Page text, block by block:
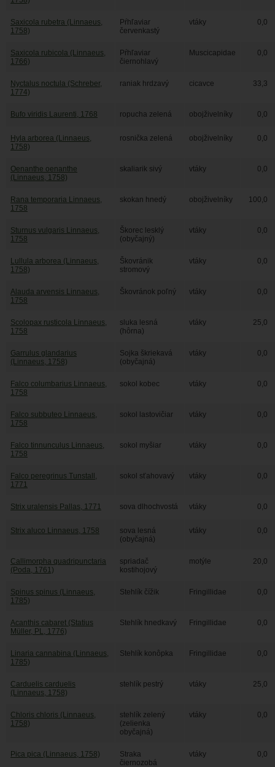
Saxicola rubetra (Linnaeus,
1758)
Pŕhľaviar
červenkastý
vtáky 0,0
Saxicola rubicola (Linnaeus,
1766)
Pŕhľaviar
čiernohlavý
Muscicapidae 0,0
Nyctalus noctula (Schreber,
1774)
raniak hrdzavý cicavce 33,3
Bufo viridis Laurenti, 1768 ropucha zelená obojživelníky 0,0
Hyla arborea (Linnaeus,
1758)
rosnička zelená obojživelníky 0,0
Oenanthe oenanthe
(Linnaeus, 1758)
skaliarik sivý vtáky 0,0
Rana temporaria Linnaeus,
1758
skokan hnedý obojživelníky 100,0
Sturnus vulgaris Linnaeus,
1758
Škorec lesklý
(obyčajný)
vtáky 0,0
Lullula arborea (Linnaeus,
1758)
Škovránik
stromový
vtáky 0,0
Alauda arvensis Linnaeus,
1758
Škovránok poľný vtáky 0,0
Scolopax rusticola Linnaeus,
1758
sluka lesná
(hôrna)
vtáky 25,0
Garrulus glandarius
(Linnaeus, 1758)
Sojka škriekavá
(obyčajná)
vtáky 0,0
Falco columbarius Linnaeus,
1758
sokol kobec vtáky 0,0
Falco subbuteo Linnaeus,
1758
sokol lastovičiar vtáky 0,0
Falco tinnunculus Linnaeus,
1758
sokol myšiar vtáky 0,0
Falco peregrinus Tunstall,
1771
sokol sťahovavý vtáky 0,0
Strix uralensis Pallas, 1771 sova dlhochvostá vtáky 0,0
Strix aluco Linnaeus, 1758
sova lesná
(obyčajná)
vtáky 0,0
Callimorpha quadripunctaria
(Poda, 1761)
spriadač
kostihojový
motýle 20,0
Spinus spinus (Linnaeus,
1785)
Stehlík čížik Fringillidae 0,0
Acanthis cabaret (Statius
Müller, PL, 1776)
Stehlík hnedkavý Fringillidae 0,0
Linaria cannabina (Linnaeus,
1785)
Stehlík konôpka Fringillidae 0,0
Carduelis carduelis
(Linnaeus, 1758)
stehlík pestrý vtáky 25,0
Chloris chloris (Linnaeus,
1758)
stehlík zelený
(zelienka
obyčajná)
vtáky 0,0
Pica pica (Linnaeus, 1758)
Straka
čiernozobá
vtáky 0,0